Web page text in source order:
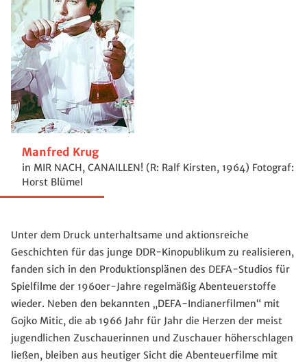
Manfred Krug
in MIR NACH, CANAILLEN! (R: Ralf Kirsten, 1964) Fotograf:
Horst Blümel
Unter dem Druck unterhaltsame und aktionsreiche
Geschichten für das junge DDR-Kinopublikum zu realisieren,
fanden sich in den Produktionsplänen des DEFA-Studios für
Spielfilme der 1960er-Jahre regelmäßig Abenteuerstoffe
wieder. Neben den bekannten „DEFA-Indianerfilmen“ mit
Gojko Mitic, die ab 1966 Jahr für Jahr die Herzen der meist
jugendlichen Zuschauerinnen und Zuschauer höherschlagen
ließen, bleiben aus heutiger Sicht die Abenteuerfilme mit